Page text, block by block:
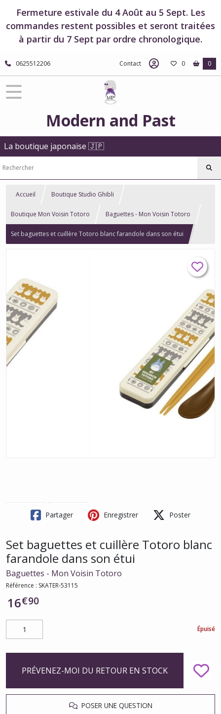
Fermeture estivale du 4 Août au 5 Sept. Les
commandes restent possibles et seront traitées
à partir du 7 Sept par ordre chronologique.
0625512206 Contact 0 0
Modern and Past
La boutique japonaise 🇯🇵
Accueil Boutique Studio Ghibli
Boutique Mon Voisin Totoro Baguettes - Mon Voisin Totoro
Set baguettes et cuillère Totoro blanc farandole dans son étui
Partager Enregistrer Poster
Set baguettes et cuillère Totoro blanc
farandole dans son étui
Baguettes - Mon Voisin Totoro
Référence : SKATER-53115
16€90
Épuisé
PRÉVENEZ-MOI DU RETOUR EN STOCK
POSER UNE QUESTION